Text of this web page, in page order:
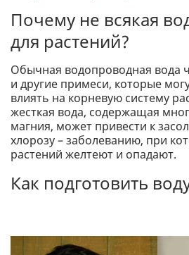
Почему не всякая
для растений?
Обычная водопроводная вода
и другие примеси, которые
влиять на корневую систему
жесткая вода, содержащая
магния, может привести к
хлорозу – заболеванию, при
растений желтеют и опадают.
Как подготовить